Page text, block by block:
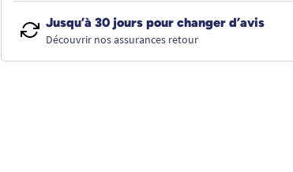
Jusqu’à 30 jours pour changer d’avis
Découvrir nos assurances retour